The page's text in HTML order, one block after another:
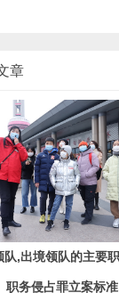
章
队,出境领队的主要职